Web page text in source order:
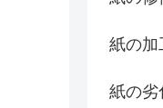
紙の加
紙の劣